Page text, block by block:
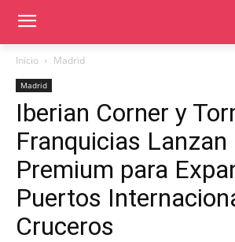
Inicio Madrid
Madrid
Iberian Corner y
Franquicias
Premium para
Puertos
Cruceros